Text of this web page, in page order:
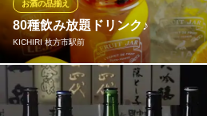
80種飲み放題ドリンク♪
KICHIRI 枚方市駅前
お酒の品揃え
★樽生スパークリングが飲み放題に導
とにかく種類が豊富！！男性に人気